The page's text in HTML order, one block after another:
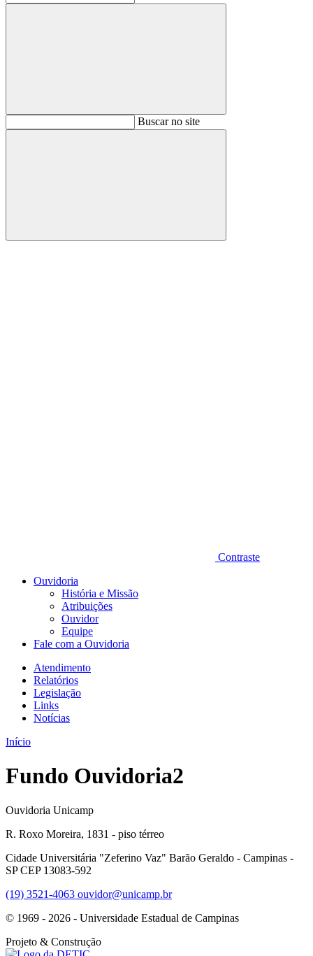
BuscarBuscar no site
Buscar
Contraste
Ouvidoria
História e Missão
Atribuições
Ouvidor
Equipe
Fale com a Ouvidoria
Atendimento
Relatórios
Legislação
Links
Notícias
Início
Fundo Ouvidoria2
Ouvidoria Unicamp
R. Roxo Moreira, 1831 - piso térreo
Cidade Universitária "Zeferino Vaz" Barão Geraldo - Campinas -
SP CEP 13083-592
(19) 3521-4063 ouvidor@unicamp.br
© 1969 - 2026 - Universidade Estadual de Campinas
Projeto & Construção